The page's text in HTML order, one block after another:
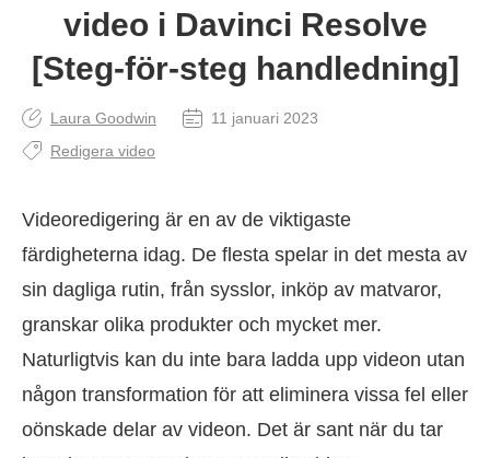
video i Davinci Resolve
[Steg-för-steg handledning]
Laura Goodwin
11 januari 2023
Redigera video
Videoredigering är en av de viktigaste
färdigheterna idag. De flesta spelar in det mesta av
sin dagliga rutin, från sysslor, inköp av matvaror,
granskar olika produkter och mycket mer.
Naturligtvis kan du inte bara ladda upp videon utan
någon transformation för att eliminera vissa fel eller
oönskade delar av videon. Det är sant när du tar